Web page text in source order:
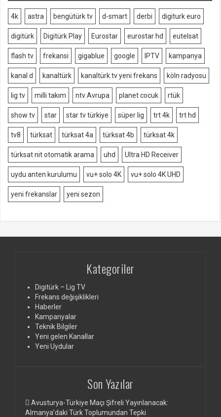
4k astra bengütürk tv d-smart derbi digiturk euro
digitürk Digitürk Play Eurostar eurostar hd eutelsat
flash tv frekansi gigablue google IPTV kampanya
kanal d kanaltürk kanaltürk tv yeni frekans köln radyosu
lig tv milli takım ntv Avrupa planet cocuk rtük
show tv star star tv türkiye süper lig trt 4k trt hd
tv8 türksat türksat 4a türksat 4b türksat 4k
türksat nit otomatik arama uhd Ultra HD Receiver
uydu anten kurulumu vu+ solo 4K vu+ solo 4K UHD
yeni frekanslar yeni sezon
Kategoriler
Digitürk – Lig TV
Frekans değişiklikleri
Haberler
Kampanyalar
Teknik Bilgiler
Yeni gelen Kanallar
Yeni Uydular
Son Yazılar
Avusturya-Türkiye Maçı Şifreli Yayınlanacak:
Almanya’daki Türk Toplumundan Tepki